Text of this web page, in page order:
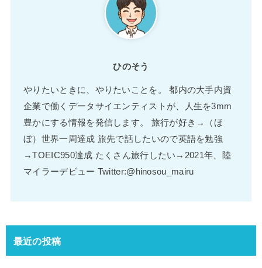
ひのそう
やりたいときに、やりたいことを。 都内の大手内資
企業で働くデータサイエンティストが、人生を3mm
豊かにする情報を発信します。 旅行が好き→（ほ
ぼ）世界一周達成 旅先で話したいので英語を勉強
→TOEIC950達成 たくさん旅行したい→2021年、陸
マイラーデビュー Twitter:@hinosou_mairu
最近の投稿